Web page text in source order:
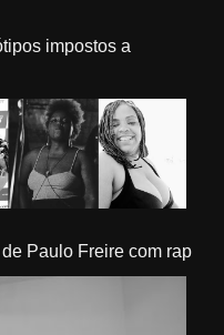
impostos a
Paulo Freire com rap